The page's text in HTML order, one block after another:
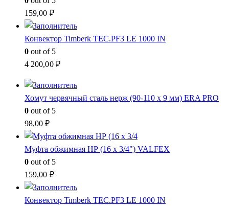
159,00 ₽
Конвектор Timberk TEC.PF3 LE 1000 IN
0 out of 5
4 200,00 ₽
Хомут червячный сталь нерж (90-110 x 9 мм) ERA PRO
0 out of 5
98,00₽
Муфта обжимная НР (16 x 3/4") VALFEX
0 out of 5
159,00 ₽
Конвектор Timberk TEC.PF3 LE 1000 IN